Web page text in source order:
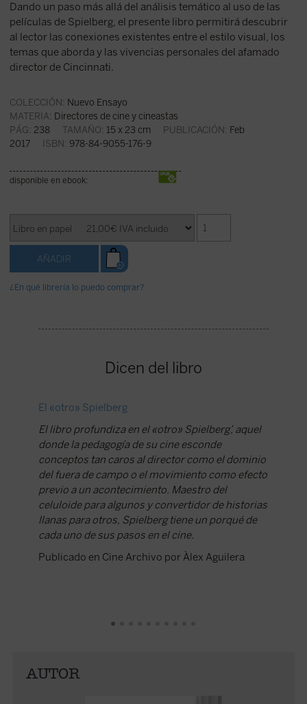
Dando un paso más allá del análisis temático al uso de las
películas de Spielberg, el presente libro permitirá descubrir
al lector las conexiones existentes entre el estilo visual, los
temas que aborda y las vivencias personales del afamado
director de Cincinnati.
COLECCIÓN: Nuevo Ensayo
MATERIA: Directores de cine y cineastas
PÁG: 238 TAMAÑO: 15 x 23 cm PUBLICACIÓN: Feb
2017 ISBN: 978-84-9055-176-9
disponible en ebook:
¿En qué librería lo puedo comprar?
Dicen del libro
El «otro» Spielberg
El libro profundiza en el «otro» Spielberg’, aquel
donde la pedagogía de su cine esconde
conceptos tan caros al director como el dominio
del fuera de campo o el movimiento como efecto
previo a un acontecimiento. Maestro del
celuloide para algunos y convertidor de historias
llanas para otros, Spielberg tiene un porqué de
cada uno de sus pasos en el cine.
Publicado en Cine Archivo por Àlex Aguilera
AUTOR